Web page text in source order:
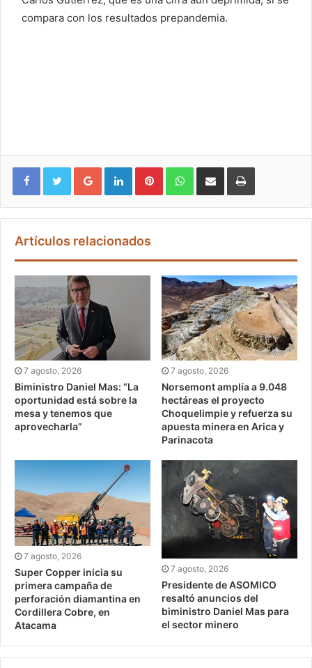
compara con los resultados prepandemia.
Google+ LinkedIn Pinterest WhatsApp
Artículos relacionados
7 agosto, 2026
Biministro Daniel Mas: “La
oportunidad está sobre la
mesa y tenemos que
aprovecharla”
7 agosto, 2026
Norsemont amplía a 9.048
hectáreas el proyecto
Choquelimpie y refuerza su
apuesta minera en Arica y
Parinacota
7 agosto, 2026
Super Copper inicia su
primera campaña de
perforación diamantina en
Cordillera Cobre, en
Atacama
7 agosto, 2026
Presidente de ASOMICO
resaltó anuncios del
biministro Daniel Mas para
el sector minero